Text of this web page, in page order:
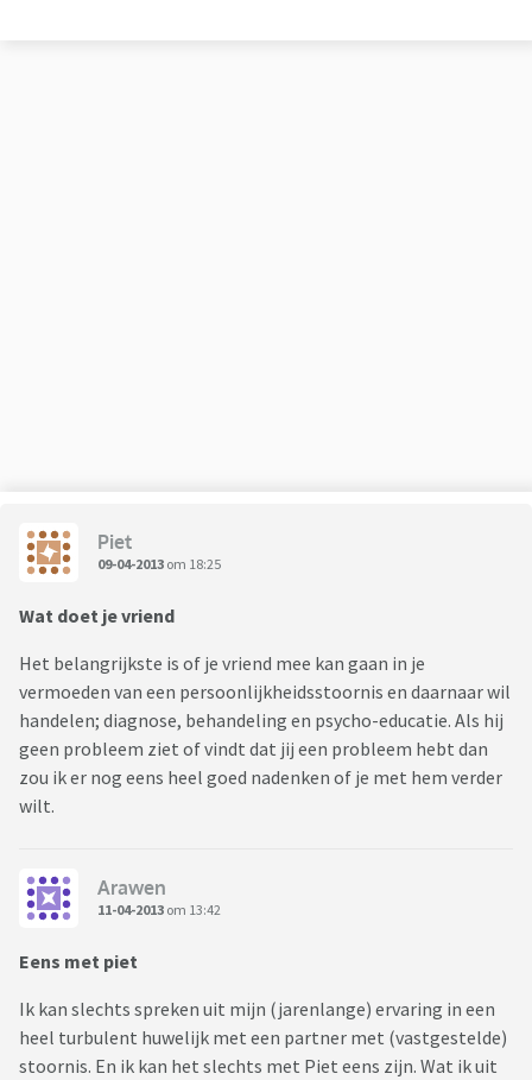
Piet
09-04-2013 om 18:25
Wat doet je vriend
Het belangrijkste is of je vriend mee kan gaan in je
vermoeden van een persoonlijkheidsstoornis en daarnaar wil
handelen; diagnose, behandeling en psycho-educatie. Als hij
geen probleem ziet of vindt dat jij een probleem hebt dan
zou ik er nog eens heel goed nadenken of je met hem verder
wilt.
Arawen
11-04-2013 om 13:42
Eens met piet
Ik kan slechts spreken uit mijn (jarenlange) ervaring in een
heel turbulent huwelijk met een partner met (vastgestelde)
stoornis. En ik kan het slechts met Piet eens zijn. Wat ik uit